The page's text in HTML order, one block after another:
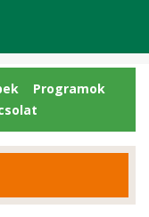
Programok